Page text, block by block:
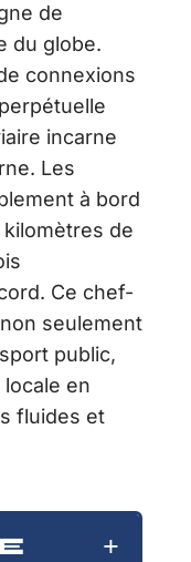
de
du globe.
connexions
incarne
Les
à bord
de
Ce chef-
seulement
public,
locale en
fluides et